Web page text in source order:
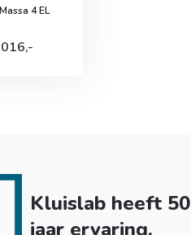
4 EL
Kluislab heeft 50
jaar ervaring.